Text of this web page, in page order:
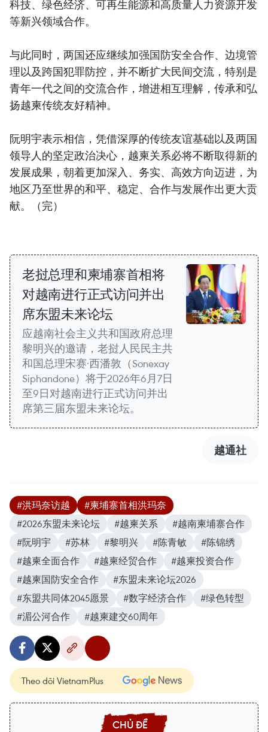
科技、绿色经济、可再生能源和高质量人力资源开发
等新兴领域合作。
与此同时，两国还应继续加强国防安全合作、边境管
理以及跨国犯罪防控，并不断扩大民间交流，特别是
青年一代之间的交流合作，增进相互理解，传承和弘
扬越柬传统友好精神。
阮明宇表示相信，凭借深厚的传统友谊基础以及两国
领导人的坚定政治决心，越柬关系必将不断取得新的
发展成果，朝着更加深入、务实、高效方向迈进，为
地区乃至世界的和平、稳定、合作与发展作出更大贡
献。（完）
老挝总理和柬埔寨首相将
对越南进行正式访问并出
席东盟未来论坛
应越南社会主义共和国政府总理
黎明兴的邀请，老挝人民民主共
和国总理宋赛·西潘敦（Sonexay
Siphandone）将于2026年6月7日
至9日对越南进行正式访问并出
席第三届东盟未来论坛。
越通社
#洪玛奈访越
#柬埔寨首相洪玛奈
#2026东盟未来论坛
#越柬关系
#越南柬埔寨合作
#阮明宇
#苏林 #黎明兴 #陈青敏
#陈锦绣
#越柬全面合作
#越柬经贸合作
#越柬投资合作
#越柬国防安全合作
#东盟未来论坛2026
#东盟共同体2045愿景
#数字经济合作
#绿色转型
#湄公河合作
#越柬建交60周年
Theo dõi VietnamPlus